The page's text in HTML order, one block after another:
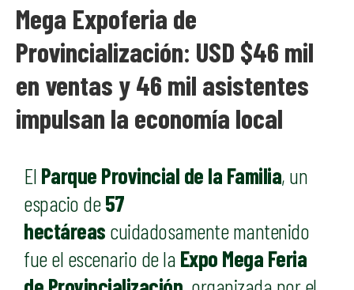
Mega Expoferia de
Provincialización: USD $46 mil
en ventas y 46 mil asistentes
impulsan la economía local
El Parque Provincial de la Familia, un
espacio de57
hectáreas cuidadosamente mantenido
fue el escenario de la Expo Mega Feria